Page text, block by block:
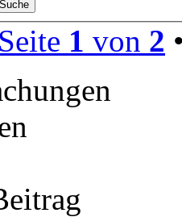
Seite 1 von 2